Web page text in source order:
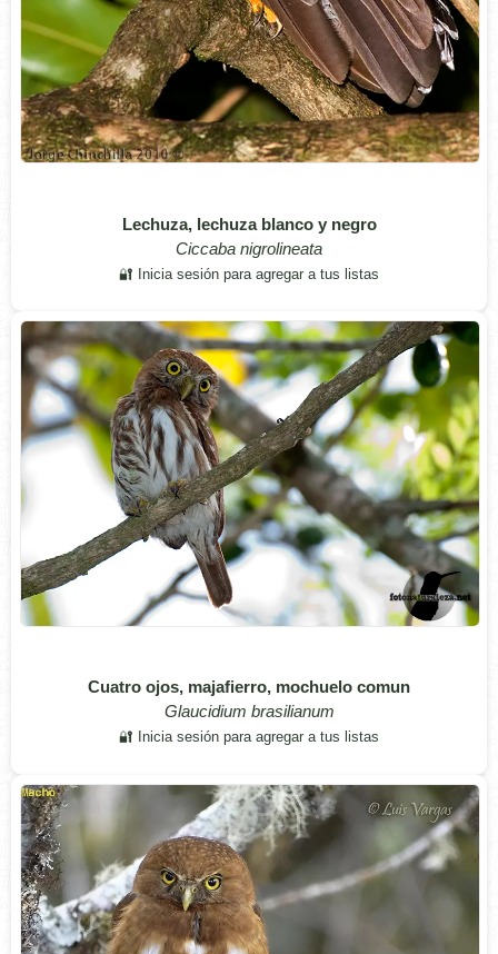
Lechuza, lechuza blanco y negro
Ciccaba nigrolineata
🔐 Inicia sesión para agregar a tus listas
Cuatro ojos, majafierro, mochuelo comun
Glaucidium brasilianum
🔐 Inicia sesión para agregar a tus listas